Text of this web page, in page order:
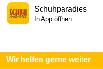
Schuhparadies
In App öffnen
Wir helfen gerne weiter